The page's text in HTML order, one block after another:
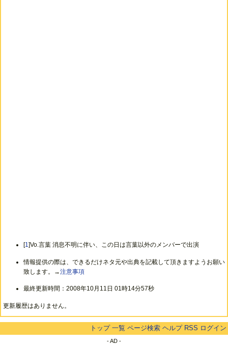
[1]Vo.言葉 消息不明に伴い、この日は言葉以外のメンバーで出演
情報提供の際は、できるだけネタ元や出典を記載して頂きますようお願い
致します。→注意事項
最終更新時間：2008年10月11日 01時14分57秒
更新履歴はありません。
トップ 一覧 ページ検索 ヘルプ RSS ログイン
- AD -